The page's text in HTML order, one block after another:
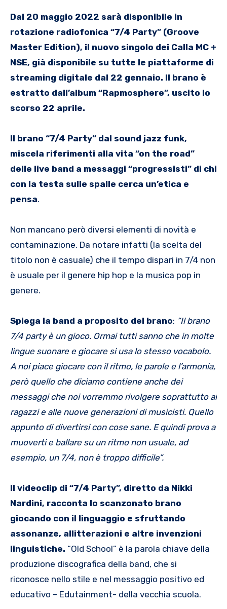
Dal 20 maggio 2022 sarà disponibile in
rotazione radiofonica “7/4 Party” (Groove
Master Edition), il nuovo singolo dei Calla MC +
NSE, già disponibile su tutte le piattaforme di
streaming digitale dal 22 gennaio. Il brano è
estratto dall’album “Rapmosphere”, uscito lo
scorso 22 aprile.
Il brano “7/4 Party” dal sound jazz funk,
miscela riferimenti alla vita “on the road”
delle live band a messaggi “progressisti” di chi
con la testa sulle spalle cerca un’etica e
pensa.
Non mancano però diversi elementi di novità e
contaminazione. Da notare infatti (la scelta del
titolo non è casuale) che il tempo dispari in 7/4 non
è usuale per il genere hip hop e la musica pop in
genere.
Spiega la band a proposito del brano: “Il brano
7/4 party è un gioco. Ormai tutti sanno che in molte
lingue suonare e giocare si usa lo stesso vocabolo.
A noi piace giocare con il ritmo, le parole e l’armonia,
però quello che diciamo contiene anche dei
messaggi che noi vorremmo rivolgere soprattutto ai
ragazzi e alle nuove generazioni di musicisti. Quello
appunto di divertirsi con cose sane. E quindi prova a
muoverti e ballare su un ritmo non usuale, ad
esempio, un 7/4, non è troppo difficile”.
Il videoclip di “7/4 Party”, diretto da Nikki
Nardini, racconta lo scanzonato brano
giocando con il linguaggio e sfruttando
assonanze, allitterazioni e altre invenzioni
linguistiche. “Old School” è la parola chiave della
produzione discografica della band, che si
riconosce nello stile e nel messaggio positivo ed
educativo – Edutainment- della vecchia scuola.